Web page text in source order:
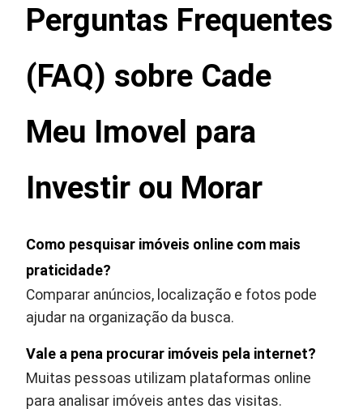
Perguntas Frequentes
(FAQ) sobre Cade
Meu Imovel para
Investir ou Morar
Como pesquisar imóveis online com mais
praticidade?
Comparar anúncios, localização e fotos pode
ajudar na organização da busca.
Vale a pena procurar imóveis pela internet?
Muitas pessoas utilizam plataformas online
para analisar imóveis antes das visitas.